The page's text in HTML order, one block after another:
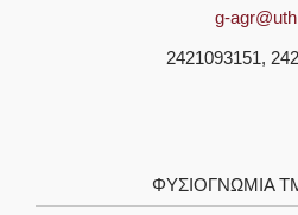
g-
2421093151,
ΦΥΣΙΟΓΝΩΜΙΑ